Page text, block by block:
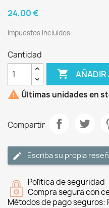
24,00 €
Impuestos incluidos
Cantidad
 AÑADIR
 Últimas unidades en
Compartir
Escriba su propia
Política de seguridad
Compra segura con
Métodos de pago seguros: